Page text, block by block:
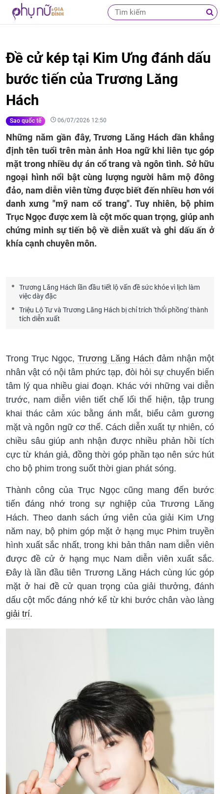
Đề cử kép tại Kim Ưng đánh dấu
bước tiến của Trương Lăng
Hách
Sao quốc tế 06/07/2026 12:50
Những năm gần đây, Trương Lăng Hách dần khẳng
định tên tuổi trên màn ảnh Hoa ngữ khi liên tục góp
mặt trong nhiều dự án cổ trang và ngôn tình. Sở hữu
ngoại hình nổi bật cùng lượng người hâm mộ đông
đảo, nam diễn viên từng được biết đến nhiều hơn với
danh xưng "mỹ nam cổ trang". Tuy nhiên, bộ phim
Trục Ngọc được xem là cột mốc quan trọng, giúp anh
chứng minh sự tiến bộ về diễn xuất và ghi dấu ấn ở
khía cạnh chuyên môn.
Trương Lăng Hách lần đầu tiết lộ vấn đề sức khỏe vì lịch làm
việc dày đặc
Triệu Lộ Tư và Trương Lăng Hách bị chỉ trích 'thổi phồng' thành
tích diễn xuất
Trong Trục Ngọc,Trương Lăng Hách đảm nhận một
nhân vật có nội tâm phức tạp, đòi hỏi sự chuyển biến
tâm lý qua nhiều giai đoạn. Khác với những vai diễn
trước, nam diễn viên tiết chế lối thể hiện, tập trung
khai thác cảm xúc bằng ánh mắt, biểu cảm gương
mặt và ngôn ngữ cơ thể. Cách diễn xuất tự nhiên, có
chiều sâu giúp anh nhận được nhiều phản hồi tích
cực từ khán giả, đồng thời góp phần tạo nên sức hút
cho bộ phim trong suốt thời gian phát sóng.
Thành công của Trục Ngọc cũng mang đến bước
tiến đáng nhớ trong sự nghiệp của Trương Lăng
Hách. Theo danh sách ứng viên của giải Kim Ưng
năm nay, bộ phim góp mặt ở hạng mục Phim truyền
hình xuất sắc nhất, trong khi bản thân nam diễn viên
được đề cử ở hạng mục Nam diễn viên xuất sắc.
Đây là lần đầu tiên Trương Lăng Hách cùng lúc góp
mặt ở hai đề cử quan trọng của giải thưởng, đánh
dấu cột mốc đáng nhớ kể từ khi bước chân vào làng
giải trí.